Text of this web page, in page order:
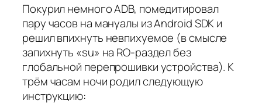
Покурил немного ADB, помедитировал
пару часов на мануалы из Android SDK и
решил впихнуть невпихуемое (в смысле
запихнуть «su» на RO-раздел без
глобальной перепрошивки устройства). К
трём часам ночи родил следующую
инструкцию: